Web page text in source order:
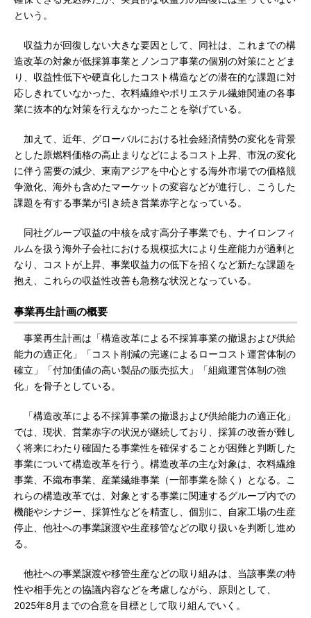
という。
収益力が回復しない大きな要因として、同社は、これまでの構
造改革の対象が低採算事業とノンコア事業の個別の対策にとどま
り、収益性低下や硬直化したコスト構造などの潜在的な課題に対
応しきれていなかった、衣料繊維やポリエステル繊維関連の各事
業に抜本的な対策を行えなかったことを挙げている。
加えて、近年、グローバルにおける社会経済情勢の変化を背景
とした原燃料価格の高止まりなどによるコスト上昇、市況の変化
に伴う需要の減少、東南アジアを中心とする海外市場での価格競
争激化、海外も含めたマーケットの変容などが進行し、こうした
課題を有する事業が引き続き営業赤字となっている。
同社グループ収益の中核を成す高分子事業でも、ナイロンフィ
ルムを扱う海外子会社における規模拡大により生産能力が過剰と
なり、コストが上昇、事業収益力の低下を招くなど新たな課題を
抱え、これらの収益性改善も急務な状況となっている。
事業再生計画の概要
事業再生計画は「構造改革による不採算事業の撤退および供給
能力の適正化」「コスト削減の完遂によるローコスト運営体制の
確立」「付加価値の高い製品の販売拡大」「組織運営体制の強
化」を骨子としている。
「構造改革による不採算事業の撤退および供給能力の適正化」
では、現状、営業赤字の状況が継続しており、採算の改善が難し
く将来にわたり確固たる事業性を確保することが困難と判断した
事業について構造改革を行う。構造改革の主な対象は、衣料繊維
事業、不織布事業、産業繊維事業（一部事業を除く）となる。こ
れらの構造改革では、対象とする事業に関連するグループ内での
機能やシナジー、採算性などを精査し、個別に、自家工場の生産
停止、他社への事業譲渡や生産移管などの取り扱いを判断し進め
る。
他社への事業譲渡や移管生産などの取り組みは、当該事業の特
性や相手先との協議内容などを考慮しながら、原則として、
2025年8月までの合意を目標として取り組んでいく。